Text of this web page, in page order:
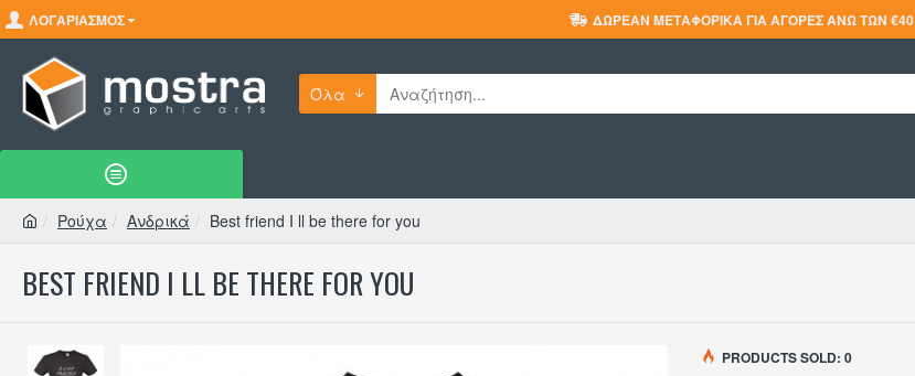
ΛΟΓΑΡΙΑΣΜΌΣ ΔΩΡΕΆΝ ΜΕΤΑΦΟΡΙΚΆ ΓΙΑ ΑΓΟΡΈΣ ΆΝΩ ΤΩΝ €40
Όλα
Ρούχα Ανδρικά Best friend I ll be there for you
BEST FRIEND I LL BE THERE FOR YOU
PRODUCTS SOLD: 0